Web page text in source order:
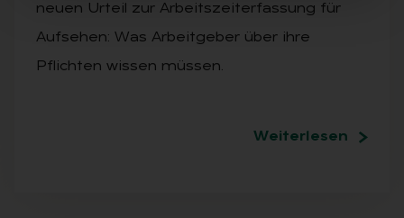
neuen Urteil zur Arbeitszeiterfassung für
Aufsehen: Was Arbeitgeber über ihre
Pflichten wissen müssen.
Weiterlesen